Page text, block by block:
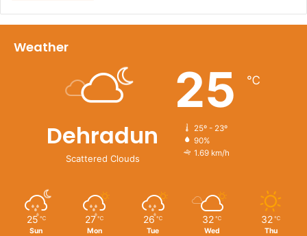
Weather
Dehradun
Scattered Clouds
25 ℃
25º - 23º
90%
1.69 km/h
25 ℃
Sun
27 ℃
Mon
26 ℃
Tue
32 ℃
Wed
32 ℃
Thu